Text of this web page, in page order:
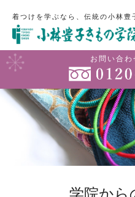
着つけを学ぶなら、伝統の小林豊
お問い合